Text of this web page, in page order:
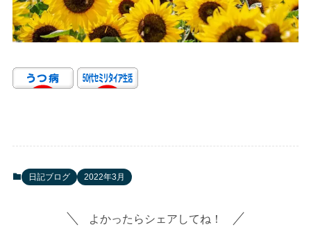
日記ブログ 2022年3月
よかったらシェアしてね！